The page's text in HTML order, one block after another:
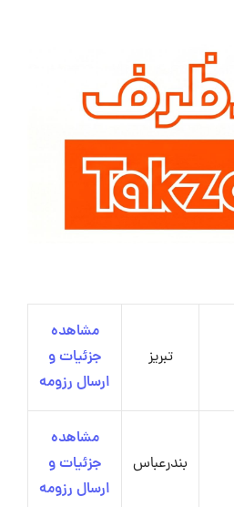
تبریز
مشاهده
جزئیات و
ارسال رزومه
بندرعباس
مشاهده
جزئیات و
ارسال رزومه